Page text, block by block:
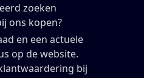
zoeken
ons kopen?
en een actuele
op de website.
bij